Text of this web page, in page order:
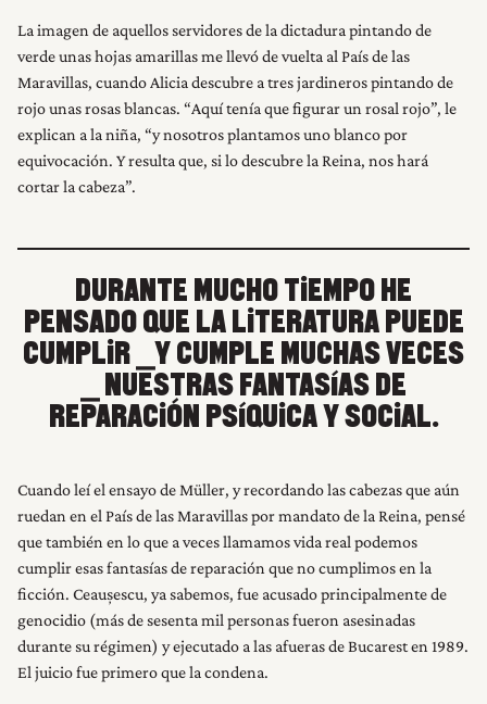
La imagen de aquellos servidores de la dictadura pintando de
verde unas hojas amarillas me llevó de vuelta al País de las
Maravillas, cuando Alicia descubre a tres jardineros pintando de
rojo unas rosas blancas. “Aquí tenía que figurar un rosal rojo”, le
explican a la niña, “y nosotros plantamos uno blanco por
equivocación. Y resulta que, si lo descubre la Reina, nos hará
cortar la cabeza”.
DURANTE MUCHO TIEMPO HE
PENSADO QUE LA LITERATURA PUEDE
CUMPLIR ⎯Y CUMPLE MUCHAS VECES
⎯ NUESTRAS FANTASÍAS DE
REPARACIÓN PSÍQUICA Y SOCIAL.
Cuando leí el ensayo de Müller, y recordando las cabezas que aún
ruedan en el País de las Maravillas por mandato de la Reina, pensé
que también en lo que a veces llamamos vida real podemos
cumplir esas fantasías de reparación que no cumplimos en la
ficción. Ceaușescu, ya sabemos, fue acusado principalmente de
genocidio (más de sesenta mil personas fueron asesinadas
durante su régimen) y ejecutado a las afueras de Bucarest en 1989.
El juicio fue primero que la condena.